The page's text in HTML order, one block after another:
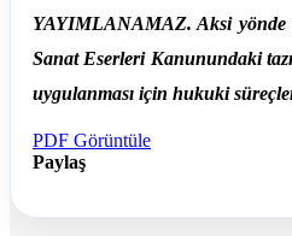
YAYIMLANAMAZ. Aksi yönde
Sanat Eserleri Kanunundaki
uygulanması için hukuki
PDF Görüntüle
Paylaş